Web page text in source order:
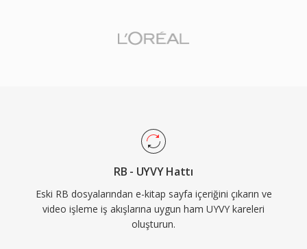
RB - UYVY Hattı
Eski RB dosyalarından e-kitap sayfa içeriğini çıkarın ve
video işleme iş akışlarına uygun ham UYVY kareleri
oluşturun.